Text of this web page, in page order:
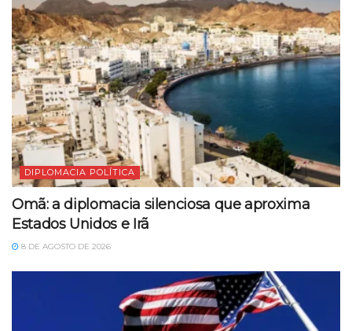
DIPLOMACIA POLÍTICA
Omã: a diplomacia silenciosa que aproxima
Estados Unidos e Irã
8 DE AGOSTO DE 2026